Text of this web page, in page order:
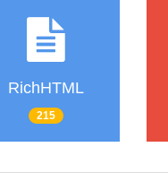
RichHTML
215